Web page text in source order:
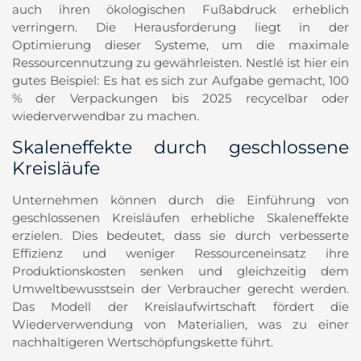
auch ihren ökologischen Fußabdruck erheblich
verringern. Die Herausforderung liegt in der
Optimierung dieser Systeme, um die maximale
Ressourcennutzung zu gewährleisten. Nestlé ist hier ein
gutes Beispiel: Es hat es sich zur Aufgabe gemacht, 100
% der Verpackungen bis 2025 recycelbar oder
wiederverwendbar zu machen.
Skaleneffekte durch geschlossene
Kreisläufe
Unternehmen können durch die Einführung von
geschlossenen Kreisläufen erhebliche Skaleneffekte
erzielen. Dies bedeutet, dass sie durch verbesserte
Effizienz und weniger Ressourceneinsatz ihre
Produktionskosten senken und gleichzeitig dem
Umweltbewusstsein der Verbraucher gerecht werden.
Das Modell der Kreislaufwirtschaft fördert die
Wiederverwendung von Materialien, was zu einer
nachhaltigeren Wertschöpfungskette führt.